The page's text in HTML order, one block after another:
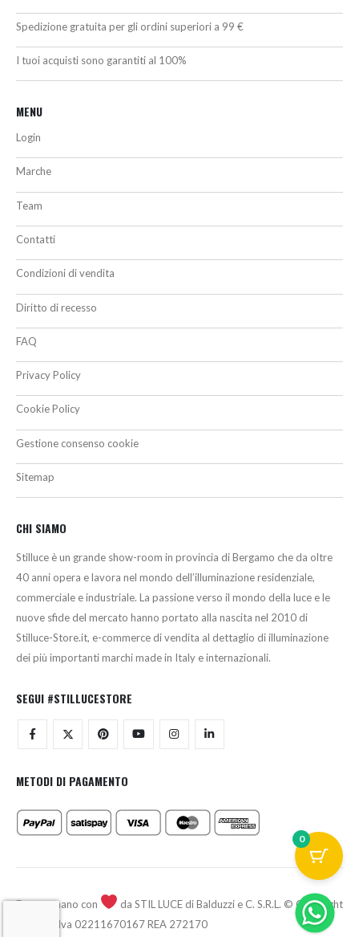
Spedizione gratuita per gli ordini superiori a 99 €
I tuoi acquisti sono garantiti al 100%
MENU
Login
Marche
Team
Contatti
Condizioni di vendita
Diritto di recesso
FAQ
Privacy Policy
Cookie Policy
Gestione consenso cookie
Sitemap
CHI SIAMO
Stilluce è un grande show-room in provincia di Bergamo che da oltre
40 anni opera e lavora nel mondo dell’illuminazione residenziale,
commerciale e industriale. La passione verso il mondo della luce e le
nuove sfide del mercato hanno portato alla nascita nel 2010 di
Stilluce-Store.it, e-commerce di vendita al dettaglio di illuminazione
dei più importanti marchi made in Italy e internazionali.
SEGUI #STILLUCESTORE
METODI DI PAGAMENTO
Fatto a mano con
da STIL LUCE di Balduzzi e C. S.R.L. © Copyright
2026 - P.Iva 02211670167 REA 272170
0